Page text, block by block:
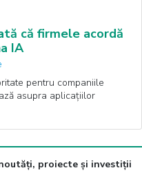
că firmele acordă
IA
pentru companiile
asupra aplicațiilor
proiecte și investiții